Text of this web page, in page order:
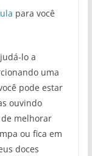
para você
lo a
uma
pode estar
ouvindo
melhorar
ou fica em
doces